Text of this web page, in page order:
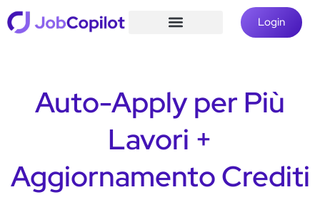
Login
Auto-Apply per Più
Lavori +
Aggiornamento Crediti